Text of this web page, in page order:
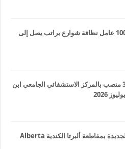
إسبانيا : مطلوب 100 عامل نظافة شوارع براتب يصل إلى
مباراة توظيف 300 منصب بالمركز الاستشفائي الجامعي ابن
استمارة الهجرة الجديدة بمقاطعة ألبرتا الكندية Alberta